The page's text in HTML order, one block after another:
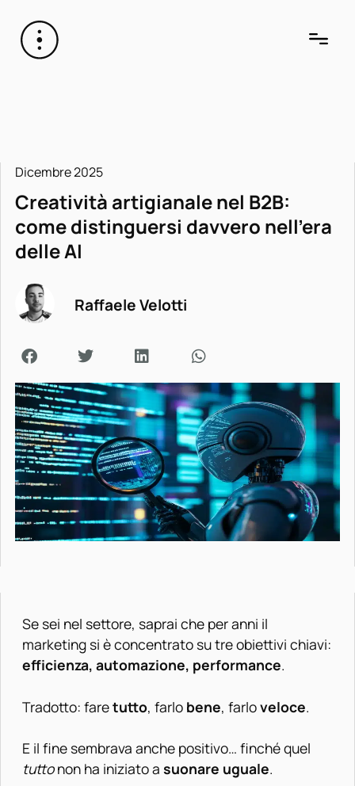
Dicembre 2025
Creatività artigianale nel B2B:
come distinguersi davvero nell’era
delle AI
Raffaele Velotti
Se sei nel settore, saprai che per anni il
marketing si è concentrato su tre obiettivi chiavi:
efficienza, automazione, performance.
Tradotto: faretutto, farlo bene, farloveloce.
E il fine sembrava anche positivo… finché quel
tuttonon ha iniziato a suonare uguale.